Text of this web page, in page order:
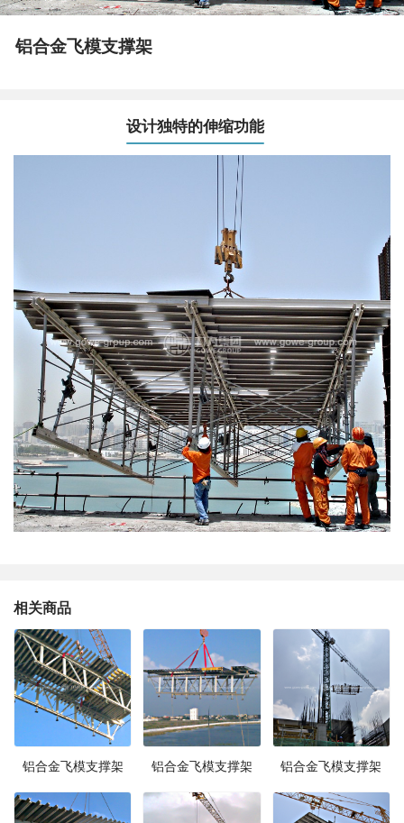
铝合金飞模支撑架
设计独特的伸缩功能
相关商品
铝合金飞模支撑架 铝合金飞模支撑架 铝合金飞模支撑架